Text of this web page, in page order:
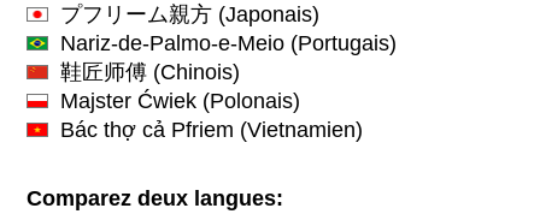
プフリーム親方 (Japonais)
Nariz-de-Palmo-e-Meio (Portugais)
鞋匠师傅 (Chinois)
Majster Ćwiek (Polonais)
Bác thợ cả Pfriem (Vietnamien)
Comparez deux langues: